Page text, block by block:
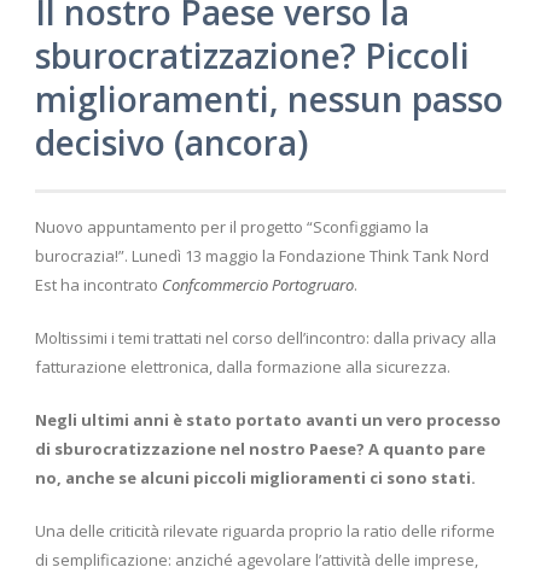
Il nostro Paese verso la
sburocratizzazione? Piccoli
miglioramenti, nessun passo
decisivo (ancora)
Nuovo appuntamento per il progetto “Sconfiggiamo la
burocrazia!”. Lunedì 13 maggio la Fondazione Think Tank Nord
Est ha incontrato Confcommercio Portogruaro.
Moltissimi i temi trattati nel corso dell’incontro: dalla privacy alla
fatturazione elettronica, dalla formazione alla sicurezza.
Negli ultimi anni è stato portato avanti un vero processo
di sburocratizzazione nel nostro Paese? A quanto pare
no, anche se alcuni piccoli miglioramenti ci sono stati.
Una delle criticità rilevate riguarda proprio la ratio delle riforme
di semplificazione: anziché agevolare l’attività delle imprese,